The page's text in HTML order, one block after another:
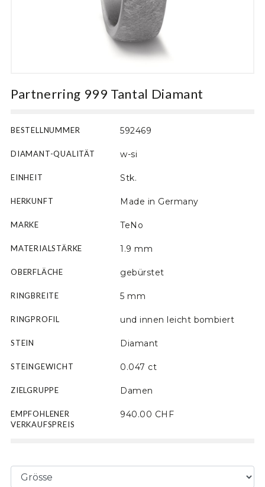
Braut
Motiv
Partnerring 999 Tantal Diamant
BESTELLNUMMER 592469
DIAMANT-QUALITÄT w-si
EINHEIT Stk.
HERKUNFT Made in Germany
MARKE TeNo
MATERIALSTÄRKE 1.9 mm
OBERFLÄCHE gebürstet
RINGBREITE 5 mm
RINGPROFIL und innen leicht bombiert
STEIN Diamant
STEINGEWICHT 0.047 ct
ZIELGRUPPE Damen
EMPFOHLENER
VERKAUFSPREIS
940.00 CHF